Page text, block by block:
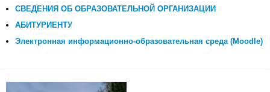
СВЕДЕНИЯ ОБ ОБРАЗОВАТЕЛЬНОЙ ОРГАНИЗАЦИИ
АБИТУРИЕНТУ
Электронная информационно-образовательная среда (Moodle)